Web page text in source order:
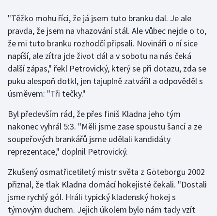
Lyže a snowboard
Moderní pětiboj
Motorsport
Olympijské hry
Parasport
Plavání
Plážový volejbal
Ragby
Rychlobruslení
"Těžko mohu říci, že já jsem tuto branku dal. Je ale
pravda, že jsem na vhazování stál. Ale vůbec nejde o to,
že mi tuto branku rozhodčí připsali. Novináři o ní sice
napíší, ale zítra jde život dál a v sobotu na nás čeká
další zápas," řekl Petrovický, který se při dotazu, zda se
puku alespoň dotkl, jen tajuplně zatvářil a odpověděl s
úsměvem: "Tři tečky."
Byl především rád, že přes finiš Kladna jeho tým
nakonec vyhrál 5:3. "Měli jsme zase spoustu šancí a ze
soupeřových brankářů jsme udělali kandidáty
reprezentace," doplnil Petrovický.
Zkušený osmatřicetiletý mistr světa z Göteborgu 2002
přiznal, že tlak Kladna domácí hokejisté čekali. "Dostali
jsme rychlý gól. Hráli typický kladenský hokej s
týmovým duchem. Jejich úkolem bylo nám tady vzít